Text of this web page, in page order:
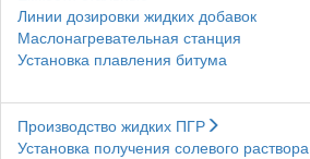
Линии дозировки жидких добавок
Маслонагревательная станция
Установка плавления битума
Производство жидких ПГР
Установка получения солевого раствора